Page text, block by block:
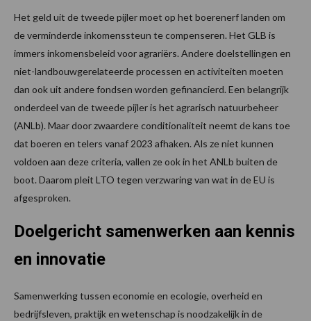
Het geld uit de tweede pijler moet op het boerenerf landen om
de verminderde inkomenssteun te compenseren. Het GLB is
immers inkomensbeleid voor agrariërs. Andere doelstellingen en
niet-landbouwgerelateerde processen en activiteiten moeten
dan ook uit andere fondsen worden gefinancierd. Een belangrijk
onderdeel van de tweede pijler is het agrarisch natuurbeheer
(ANLb). Maar door zwaardere conditionaliteit neemt de kans toe
dat boeren en telers vanaf 2023 afhaken. Als ze niet kunnen
voldoen aan deze criteria, vallen ze ook in het ANLb buiten de
boot. Daarom pleit LTO tegen verzwaring van wat in de EU is
afgesproken.
Doelgericht samenwerken aan kennis
en innovatie
Samenwerking tussen economie en ecologie, overheid en
bedrijfsleven, praktijk en wetenschap is noodzakelijk in de